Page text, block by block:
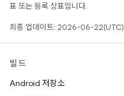
표 또는 등록 상표입니다.
최종 업데이트: 2026-06-22(UTC)
빌드
Android 저장소